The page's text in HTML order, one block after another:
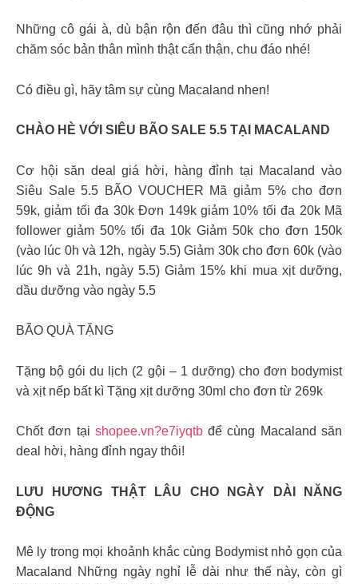
Những cô gái à, dù bận rộn đến đâu thì cũng nhớ phải
chăm sóc bản thân mình thật cẩn thận, chu đáo nhé!
Có điều gì, hãy tâm sự cùng Macaland nhen!
CHÀO HÈ VỚI SIÊU BÃO SALE 5.5 TẠI MACALAND
Cơ hội săn deal giá hời, hàng đỉnh tại Macaland vào
Siêu Sale 5.5 BÃO VOUCHER Mã giảm 5% cho đơn
59k, giảm tối đa 30k Đơn 149k giảm 10% tối đa 20k Mã
follower giảm 50% tối đa 10k Giảm 50k cho đơn 150k
(vào lúc 0h và 12h, ngày 5.5) Giảm 30k cho đơn 60k (vào
lúc 9h và 21h, ngày 5.5) Giảm 15% khi mua xịt dưỡng,
dầu dưỡng vào ngày 5.5
BÃO QUÀ TẶNG
Tặng bộ gói du lịch (2 gội – 1 dưỡng) cho đơn bodymist
và xịt nếp bất kì Tặng xịt dưỡng 30ml cho đơn từ 269k
Chốt đơn tại shopee.vn?e7iyqtbđể cùng Macaland săn
deal hời, hàng đỉnh ngay thôi!
LƯU HƯƠNG THẬT LÂU CHO NGÀY DÀI NĂNG
ĐỘNG
Mê ly trong mọi khoảnh khắc cùng Bodymist nhỏ gọn của
Macaland Những ngày nghỉ lễ dài như thế này, còn gì